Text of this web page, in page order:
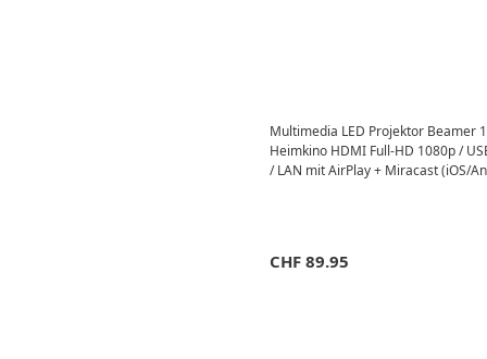
Multimedia LED Projektor Beamer
Heimkino HDMI Full-HD 1080p /
/ LAN mit AirPlay + Miracast (iOS/
CHF 89.95